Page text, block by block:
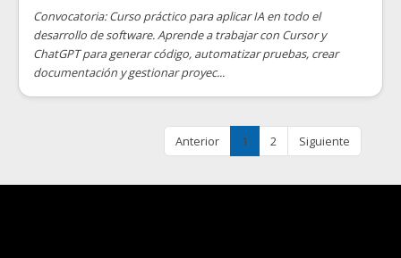
Convocatoria: Curso práctico para aplicar IA en todo el
desarrollo de software. Aprende a trabajar con Cursor y
ChatGPT para generar código, automatizar pruebas, crear
documentación y gestionar proyec...
Anterior 1 2 Siguiente